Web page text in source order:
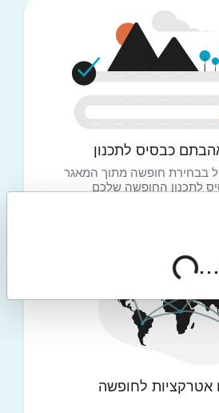
אטרקציות לחופשה
כבסיס לתכנון
בבחירת חופשה מתוך המאגר
לתכנון החופשה שלכם